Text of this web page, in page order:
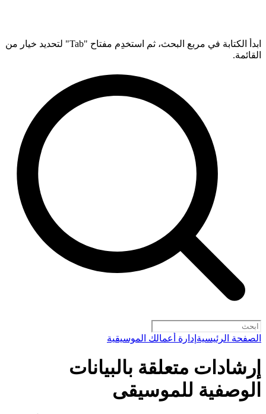
ابدأ الكتابة في مربع البحث، ثم استخدِم مفتاح "Tab" لتحديد خيار من
القائمة.
الصفحة الرئيسية إدارة أعمالك الموسيقية
إرشادات متعلقة بالبيانات
الوصفية للموسيقى